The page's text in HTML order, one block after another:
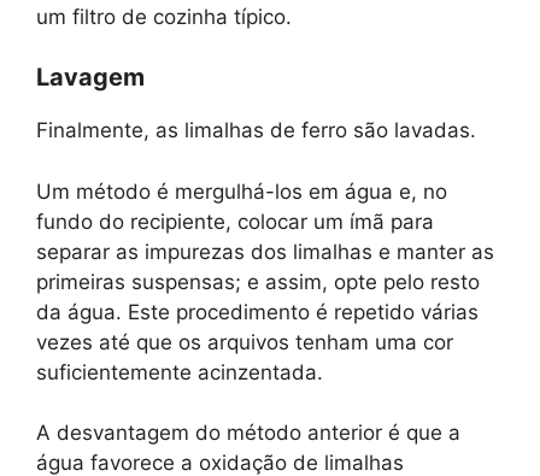
um filtro de cozinha típico.
Lavagem
Finalmente, as limalhas de ferro são lavadas.
Um método é mergulhá-los em água e, no
fundo do recipiente, colocar um ímã para
separar as impurezas dos limalhas e manter as
primeiras suspensas; e assim, opte pelo resto
da água. Este procedimento é repetido várias
vezes até que os arquivos tenham uma cor
suficientemente acinzentada.
A desvantagem do método anterior é que a
água favorece a oxidação de limalhas